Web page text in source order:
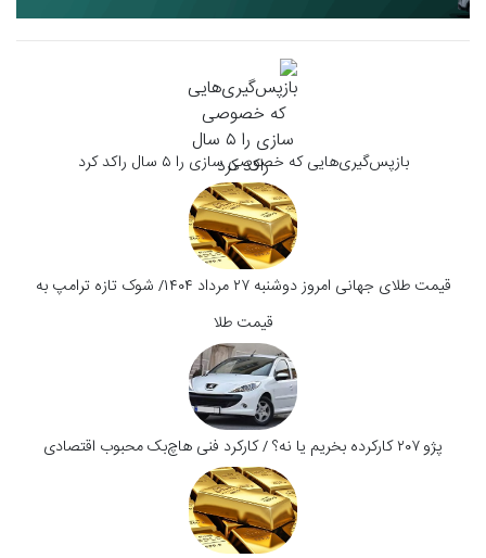
بازپس‌گیری‌هایی که خصوصی سازی را ۵ سال راکد کرد
قیمت طلای جهانی امروز دوشنبه ۲۷ مرداد ۱۴۰۴/ شوک تازه ترامپ به
قیمت طلا
پژو ۲۰۷ کارکرده بخریم یا نه؟ / کارکرد فنی هاچ‌بک‌ محبوب اقتصادی